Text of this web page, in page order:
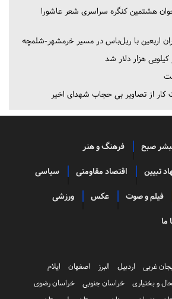
هشتمین کنگره سراسری شعر عاشورا
اربعین با ریل‌باس در مسیر خرمشهر-شلمچه
هزار دلار شد
کار از تصاویر بی حجاب شهدای اخیر
صبح فرهنگ و هنر
تبیین اقتصاد مقاومتی سیاسی
فیلم و صوت عکس ورزشی
ما
غربی اردبیل البرز اصفهان
ایلام
و بختیاری خراسان جنوبی
خراسان رضوی